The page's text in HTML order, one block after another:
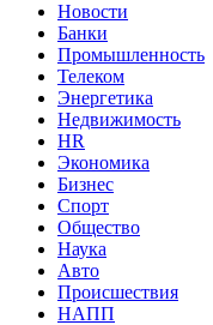
Новости
Банки
Промышленность
Телеком
Энергетика
Недвижимость
HR
Экономика
Бизнес
Спорт
Общество
Наука
Авто
Происшествия
НАПП